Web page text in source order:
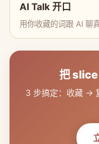
AI Talk 开口
用你收藏的词跟 AI 聊
把 slice
3 步搞定：收藏 →